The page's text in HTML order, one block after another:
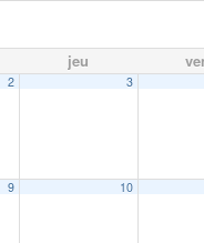
jeu
2 3
9 10